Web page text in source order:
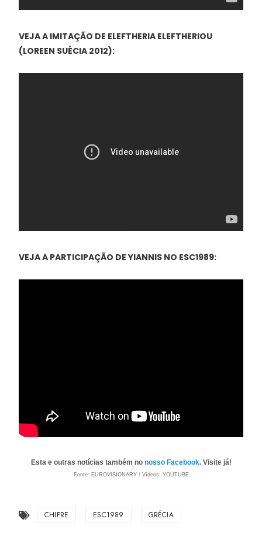
VEJA A IMITAÇÃO DE ELEFTHERIA ELEFTHERIOU
(LOREEN SUÉCIA 2012):
VEJA A PARTICIPAÇÃO DE YIANNIS NO ESC1989:
Esta e outras notícias também no nosso Facebook. Visite já!
Fonte: EUROVISIONARY / Vídeos: YOUTUBE
CHIPRE ESC1989 GRÉCIA